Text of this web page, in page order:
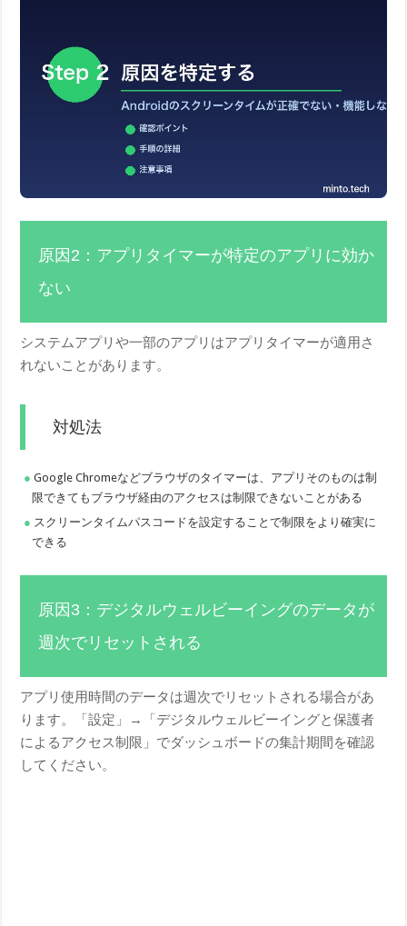
原因2：アプリタイマーが特定のアプリに効か
ない
システムアプリや一部のアプリはアプリタイマーが適用さ
れないことがあります。
対処法
Google Chromeなどブラウザのタイマーは、アプリそのものは制
限できてもブラウザ経由のアクセスは制限できないことがある
スクリーンタイムパスコードを設定することで制限をより確実に
できる
原因3：デジタルウェルビーイングのデータが
週次でリセットされる
アプリ使用時間のデータは週次でリセットされる場合があ
ります。「設定」→「デジタルウェルビーイングと保護者
によるアクセス制限」でダッシュボードの集計期間を確認
してください。